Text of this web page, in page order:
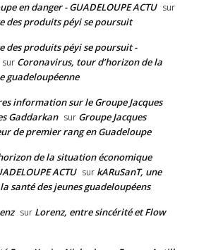
en danger - GUADELOUPE ACTU sur
des produits péyi se poursuit
des produits péyi se poursuit -
sur Coronavirus, tour d’horizon de la
guadeloupéenne
information sur le Groupe Jacques
Gaddarkan sur Groupe Jacques
de premier rang en Guadeloupe
de la situation économique
ACTU sur kARuSanT, une
santé des jeunes guadeloupéens
sur Lorenz, entre sincérité et Flow